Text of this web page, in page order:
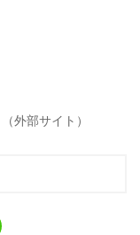
（外部サイト）